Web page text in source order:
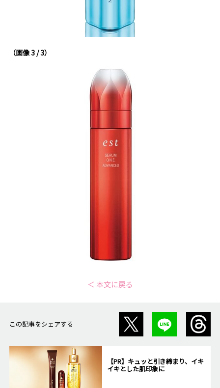
（画像 3 / 3）
＜ 本文に戻る
この記事をシェアする
【PR】キュッと引き締まり、イキ
イキとした肌印象に